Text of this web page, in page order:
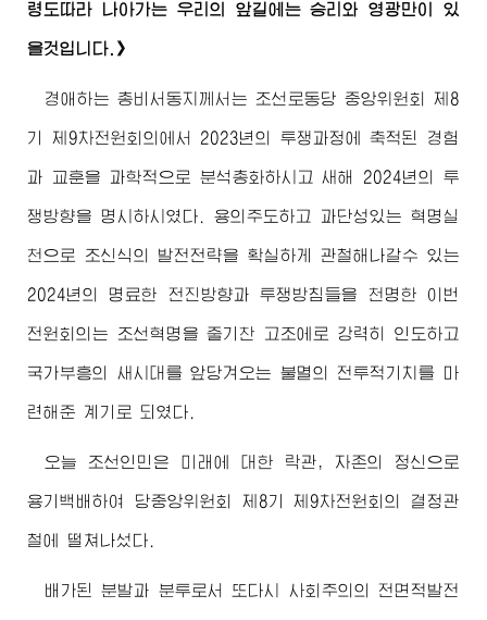
령도따라 나아가는 우리의 앞길에는 승리와 영광만이 있
을것입니다.》
경애하는 총비서동지께서 는 조선로동당 중앙위원회 제8
기 제9차전원회의에서 2023년의 투쟁과정에 축적된 경험
과 교훈을 과학적으로 분석총화하시고 새해 2024년의 투
쟁방향을 명시하시였다. 용의주도하고 과단성있는 혁명실
천으로 조신식의 발전전략을 확실하게 관철해나갈수 있는
2024년의 명료한 전진방향과 투쟁방침들을 천명한 이번
전원회의는 조선혁명을 줄기찬 고조에로 강력히 인도하고
국가부흥의 새시대를 앞당겨오는 불멸의 전투적기치를 마
련해준 계기로 되였다.
오늘 조선인민은 미래에 대한 락관, 자존의 정신으로
용기백배하여 당중앙위원회 제8기 제9차전원회의 결정관
철에 떨쳐나섰다.
배가된 분발과 분투로서 또다시 사회주의의 전면적발전